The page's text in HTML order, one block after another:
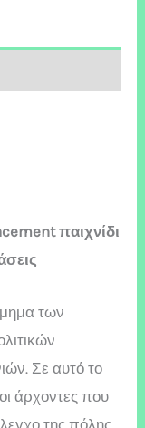
παιχνίδι
των
Σε αυτό το
άρχοντες που
της πόλης.